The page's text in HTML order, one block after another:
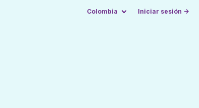
Colombia Iniciar sesión →